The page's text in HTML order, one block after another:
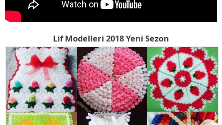
Lif Modelleri 2018 Yeni Sezon